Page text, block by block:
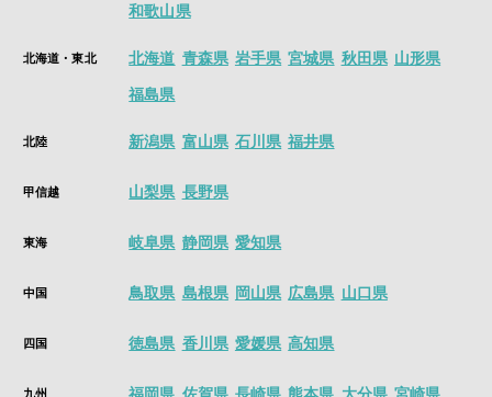
和歌山県
北海道・東北 北海道 青森県 岩手県 宮城県 秋田県 山形県
福島県
北陸 新潟県 富山県 石川県 福井県
甲信越 山梨県 長野県
東海 岐阜県 静岡県 愛知県
中国 鳥取県 島根県 岡山県 広島県 山口県
四国 徳島県 香川県 愛媛県 高知県
九州